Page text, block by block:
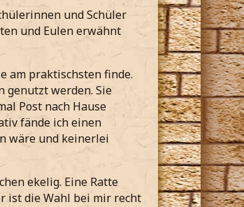
und Schüler
und Eulen erwähnt
am praktischsten finde.
genutzt werden. Sie
Post nach Hause
fände ich einen
wäre und keinerlei
ekelig. Eine Ratte
ist die Wahl bei mir recht